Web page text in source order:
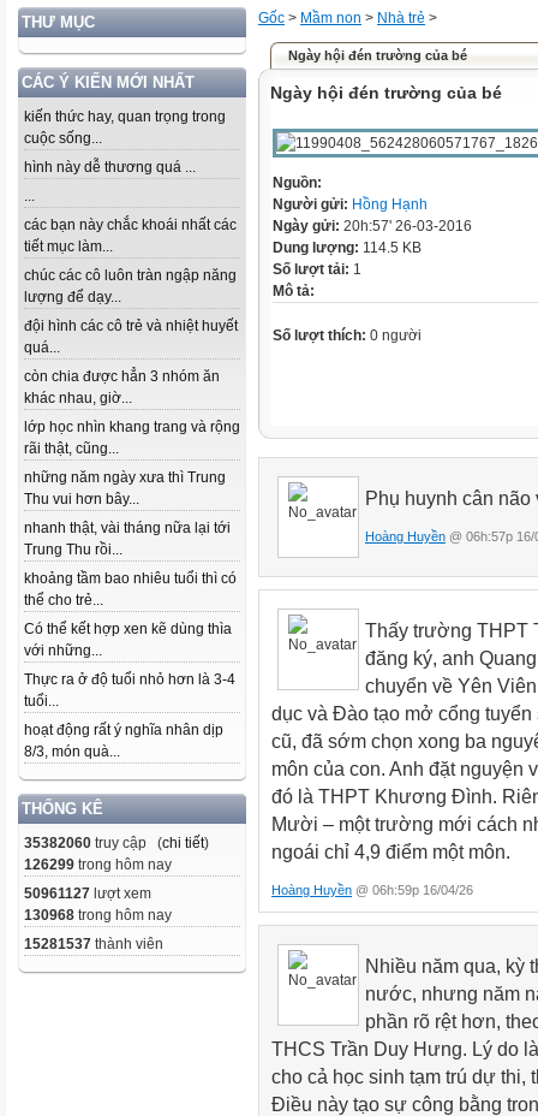
THƯ MỤC
CÁC Ý KIẾN MỚI NHẤT
kiến thức hay, quan trọng trong
cuộc sống...
hình này dễ thương quá ...
...
các bạn này chắc khoái nhất các
tiết mục làm...
chúc các cô luôn tràn ngập năng
lượng để dạy...
đội hình các cô trẻ và nhiệt huyết
quá...
còn chia được hẳn 3 nhóm ăn
khác nhau, giờ...
lớp học nhìn khang trang và rộng
rãi thật, cũng...
những năm ngày xưa thì Trung
Thu vui hơn bây...
nhanh thật, vài tháng nữa lại tới
Trung Thu rồi...
khoảng tầm bao nhiêu tuổi thì có
thể cho trẻ...
Có thể kết hợp xen kẽ dùng thìa
với những...
Thực ra ở độ tuổi nhỏ hơn là 3-4
tuổi...
hoạt động rất ý nghĩa nhân dịp
8/3, món quà...
THỐNG KÊ
35382060 truy cập (chi tiết)
126299 trong hôm nay
50961127 lượt xem
130968 trong hôm nay
15281537 thành viên
Gốc > Mầm non > Nhà trẻ >
Ngày hội đén trường của bé
Ngày hội đén trường của bé
Nguồn:
Người gửi: Hồng Hạnh
Ngày gửi: 20h:57' 26-03-2016
Dung lượng: 114.5 KB
Số lượt tải: 1
Mô tả:
Số lượt thích: 0 người
Phụ huynh cân
Hoàng Huyền @ 06h:57p 16/
Thấy trường THPT
đăng ký, anh
chuyển về Yên
dục và Đào tạo mở cổng
cũ, đã sớm chọn xong ba
môn của con. Anh đặt
đó là THPT Khương Đình.
Mười – một trường mới cách
ngoái chỉ 4,9 điểm một môn.
Hoàng Huyền @ 06h:59p 16/04/26
Nhiều năm qua, kỳ
nước, nhưng năm
phần rõ rệt hơn,
THCS Trần Duy Hưng. Lý do
cho cả học sinh tạm trú dự
Điều này tạo sự công bằng